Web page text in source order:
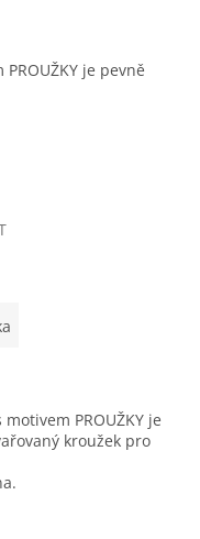
je pevně
PROUŽKY je
kroužek pro